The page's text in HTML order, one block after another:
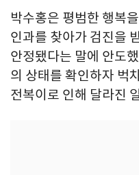
박수홍은 평범한 행복
인과를 찾아가 검진을
안정됐다는 말에 안도
의 상태를 확인하자 벅
전복이로 인해 달라진